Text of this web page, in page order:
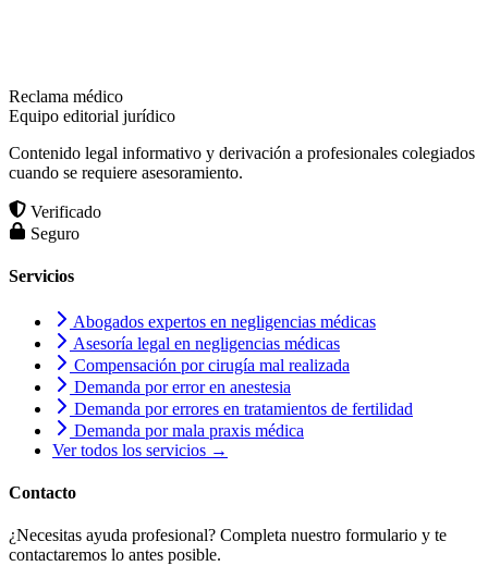
Reclama médico
Equipo editorial jurídico
Contenido legal informativo y derivación a profesionales colegiados
cuando se requiere asesoramiento.
Verificado
Seguro
Servicios
Abogados expertos en negligencias médicas
Asesoría legal en negligencias médicas
Compensación por cirugía mal realizada
Demanda por error en anestesia
Demanda por errores en tratamientos de fertilidad
Demanda por mala praxis médica
Ver todos los servicios →
Contacto
¿Necesitas ayuda profesional? Completa nuestro formulario y te
contactaremos lo antes posible.